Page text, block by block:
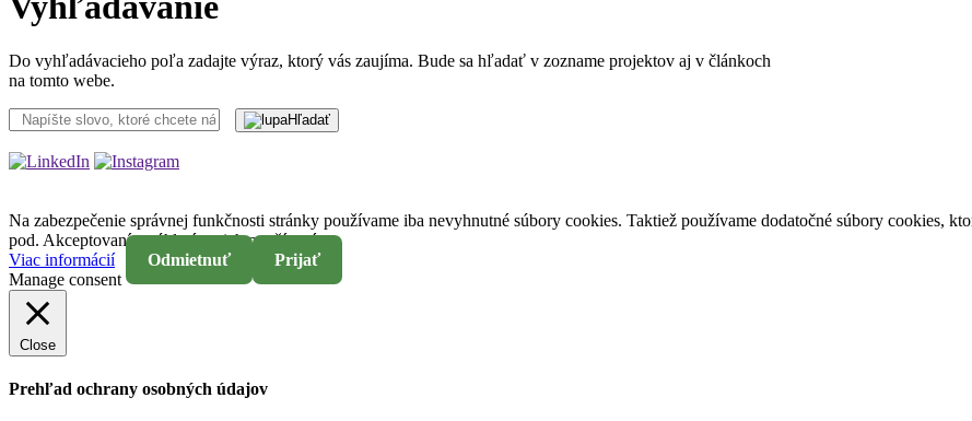
Do vyhľadávacieho poľa zadajte výraz, ktorý vás zaujíma. Bude sa hľadať v zozname projektov aj v článkoch
na tomto webe.
Hľadať
Na zabezpečenie správnej funkčnosti stránky používame iba nevyhnutné súbory cookies. Taktiež používame dodatočné súbory cookies,
pod. Akceptovaním súhlasíte s ich používaním.
Viac informácií
Odmietnuť
Prijať
Manage consent
Close
Prehľad ochrany osobných údajov